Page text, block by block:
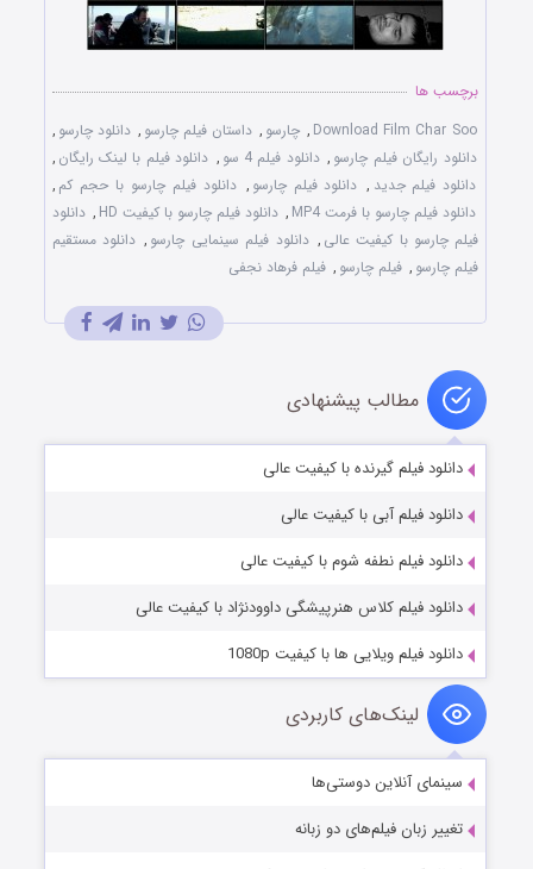
برچسب ها
Download Film Char Soo
, چارسو , داستان فیلم چارسو , دانلود چارسو ,
دانلود رایگان فیلم چارسو , دانلود فیلم 4 سو , دانلود فیلم با لینک رایگان ,
دانلود فیلم جدید , دانلود فیلم چارسو , دانلود فیلم چارسو با حجم کم ,
دانلود فیلم چارسو با فرمت MP4
, دانلود فیلم چارسو با کیفیت HD , دانلود
فیلم چارسو با کیفیت عالی , دانلود فیلم سینمایی چارسو , دانلود مستقیم
فیلم چارسو , فیلم چارسو , فیلم فرهاد نجفی
مطالب پیشنهادی
دانلود فیلم گیرنده با کیفیت عالی
دانلود فیلم آبی با کیفیت عالی
دانلود فیلم نطفه شوم با کیفیت عالی
دانلود فیلم کلاس هنرپیشگی داوودنژاد با کیفیت عالی
دانلود فیلم ویلایی ها با کیفیت 1080p
لینک‌های کاربردی
سینمای آنلاین دوستی‌ها
تغییر زبان فیلم‌های دو زبانه